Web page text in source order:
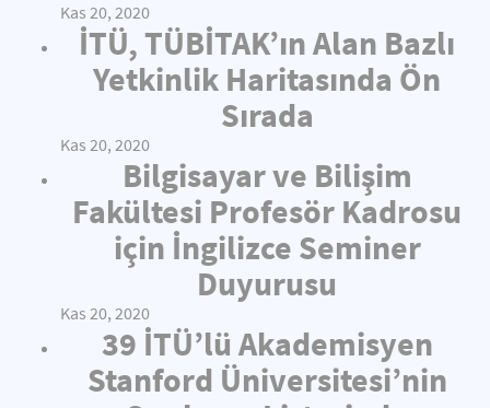
Kas 20, 2020
İTÜ, TÜBİTAK’ın Alan Bazlı
Yetkinlik Haritasında Ön
Sırada
Kas 20, 2020
Bilgisayar ve Bilişim
Fakültesi Profesör Kadrosu
için İngilizce Seminer
Duyurusu
Kas 20, 2020
39 İTÜ’lü Akademisyen
Stanford Üniversitesi’nin